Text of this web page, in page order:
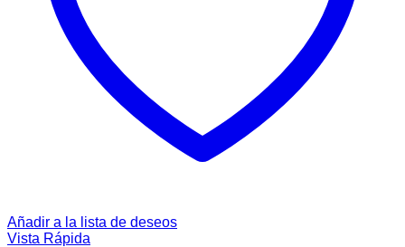
Añadir a la lista de deseos
Vista Rápida